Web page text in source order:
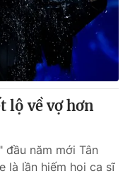
lộ về vợ hơn
đầu năm mới Tân
là lần hiếm hoi ca sĩ